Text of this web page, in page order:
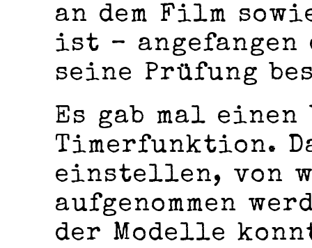
an dem Film
ist – angefangen
seine Prüfung
Es gab mal
Timerfunktion.
einstellen, von
aufgenommen
der Modelle